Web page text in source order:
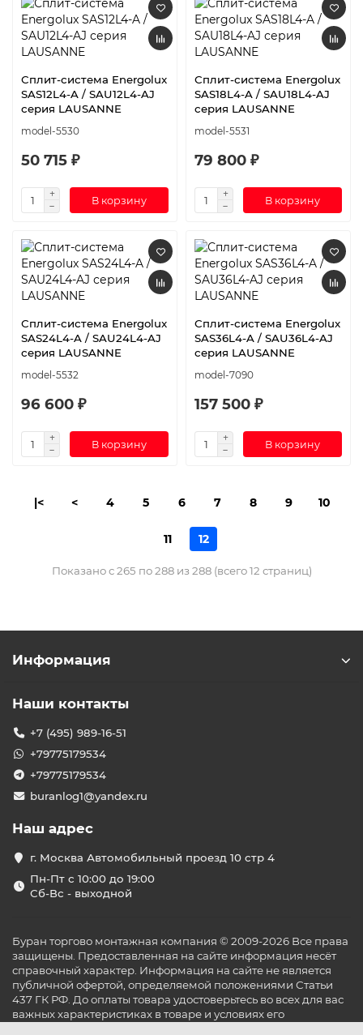
Сплит-система Energolux
SAS12L4-A / SAU12L4-AJ
серия LAUSANNE
model-5530
50 715 ₽
В корзину
Сплит-система Energolux
SAS18L4-A / SAU18L4-AJ
серия LAUSANNE
model-5531
79 800 ₽
В корзину
Сплит-система Energolux
SAS24L4-A / SAU24L4-AJ
серия LAUSANNE
model-5532
96 600 ₽
В корзину
Сплит-система Energolux
SAS36L4-A / SAU36L4-AJ
серия LAUSANNE
model-7090
157 500 ₽
В корзину
|< < 4 5 6 7 8 9 10
11 12
Показано с 265 по 288 из 288 (всего 12 страниц)
Информация
Наши контакты
+7 (495) 989-16-51
+79775179534
+79775179534
buranlog1@yandex.ru
Наш адрес
г. Москва Автомобильный проезд 10 стр 4
Пн-Пт с 10:00 до 19:00
Сб-Вс - выходной
Буран торгово монтажная компания © 2009-2026 Все права
защищены. Предоставленная на сайте информация несёт
справочный характер. Информация на сайте не является
публичной офертой, определяемой положениями Статьи
437 ГК РФ. До оплаты товара удостоверьтесь во всех для вас
важных характеристиках в товаре и условиях его